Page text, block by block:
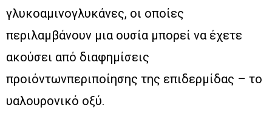
γλυκοαμινογλυκάνες, οι οποίες
περιλαμβάνουν μια ουσία μπορεί να έχετε
ακούσει από διαφημίσεις
προιόντωνπεριποίησης της επιδερμίδας – το
υαλουρονικό οξύ.